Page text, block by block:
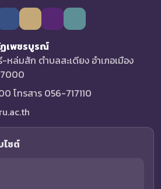
เพชรบูรณ์
-หล่มสัก ตำบลสะเดียง อำเภอเมือง
โทรสาร 056-717110
ไซต์